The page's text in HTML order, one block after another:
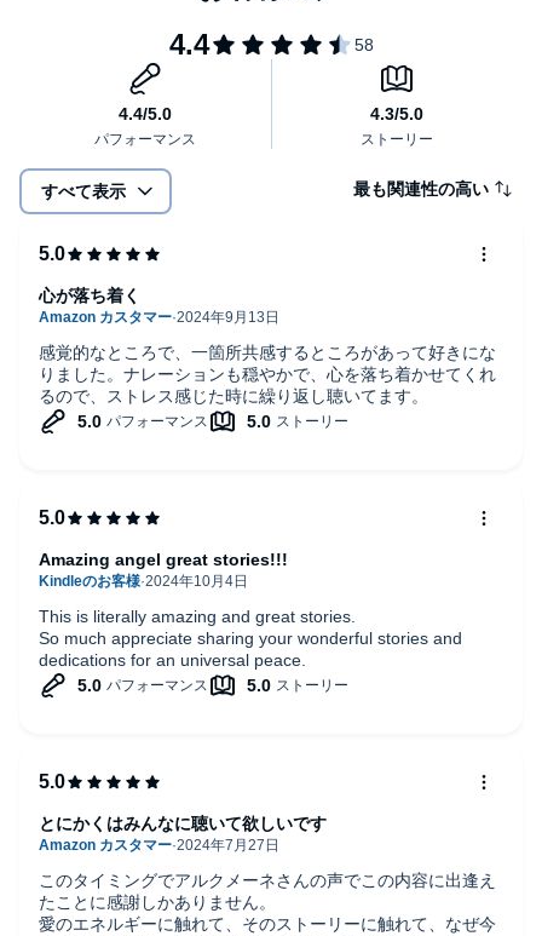
第7章 地球― シャンバラ編
地球の内部から地上を眺める
第8章 地球― ネイティブ・アメリカン編
孤独なネイティブ・アメリカン
第9章 地球― エルサレム編
踊り子としての人生
暗黒の世界で生きる
第11章 地球― 日本戦国時代編
魂の片割れとの出会い
戦での別れ
ください。
すべて表示 最も関連性の高い
感覚的なところで、一箇所共感するところがあって好きにな
りました。ナレーションも穏やかで、心を落ち着かせてくれ
るので、ストレス感じた時に繰り返し聴いてます。
心が落ち着く
This is literally amazing and great stories.
So much appreciate sharing your wonderful stories and
dedications for an universal peace.
Amazing angel great stories!!!
このタイミングでアルクメーネさんの声でこの内容に出逢え
たことに感謝しかありません。
愛のエネルギーに触れて、そのストーリーに触れて、なぜ今
とにかくはみんなに聴いて欲しいです